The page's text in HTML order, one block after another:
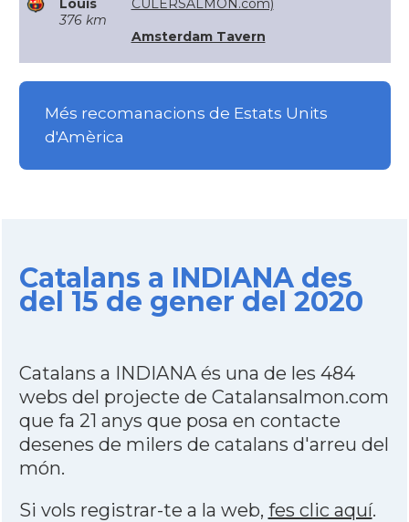
Louis
376 km
CULERSALMON.com)
Amsterdam Tavern
Més recomanacions de Estats Units
d'Amèrica
Catalans a INDIANA des
del 15 de gener del 2020
Catalans a INDIANA és una de les 484
webs del projecte de Catalansalmon.com
que fa 21 anys que posa en contacte
desenes de milers de catalans d'arreu del
món.
Si vols registrar-te a la web, fes clic aquí.